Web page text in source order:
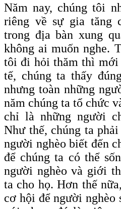
Năm nay, chúng tôi
riêng về sự gia tăng
trong địa bàn xung
không ai muốn nghe.
tôi đi hỏi thăm thì mới
tế, chúng ta thấy
nhưng toàn những
năm chúng ta tổ chức
chỉ là những người
Như thế, chúng ta
người nghèo biết đến
để chúng ta có thể
người nghèo và giới
ta cho họ. Hơn thế
cơ hội để người nghèo